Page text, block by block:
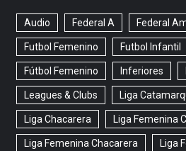
Audio Federal A Federal
Futbol Femenino Futbol Infantil
Fútbol Femenino Inferiores
Leagues & Clubs Liga
Liga Chacarera Liga Femenina
Liga Femenina Chacarera Liga